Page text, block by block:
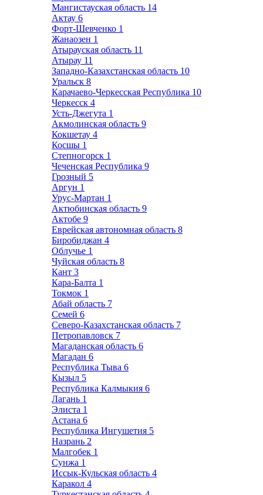
Мангистауская область 14
Актау 6
Форт-Шевченко 1
Жанаозен 1
Атырауская область 11
Атырау 11
Западно-Казахстанская область 10
Уральск 8
Карачаево-Черкесская Республика 10
Черкесск 4
Усть-Джегута 1
Акмолинская область 9
Кокшетау 4
Косшы 1
Степногорск 1
Чеченская Республика 9
Грозный 5
Аргун 1
Урус-Мартан 1
Актюбинская область 9
Актобе 9
Еврейская автономная область 8
Биробиджан 4
Облучье 1
Чуйская область 8
Кант 3
Кара-Балта 1
Токмок 1
Абай область 7
Семей 6
Северо-Казахстанская область 7
Петропавловск 7
Магаданская область 6
Магадан 6
Республика Тыва 6
Кызыл 5
Республика Калмыкия 6
Лагань 1
Элиста 1
Астана 6
Республика Ингушетия 5
Назрань 2
Малгобек 1
Сунжа 1
Иссык-Кульская область 4
Каракол 4